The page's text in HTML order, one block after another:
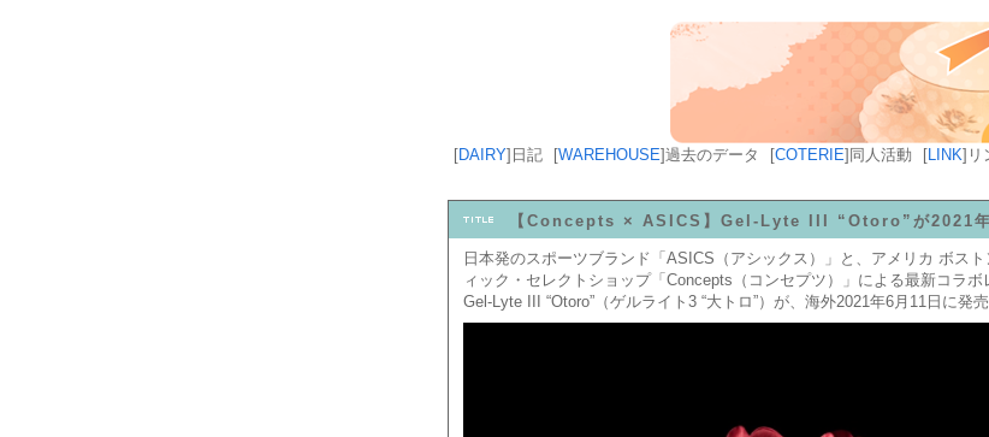
[DAIRY] 日記 [WAREHOUSE]過去のデータ [COTERIE] 同人活動 [LINK] リ
【Concepts × ASICS】Gel-Lyte III “Otoro”が2021年
日本発のスポーツブランド「ASICS（アシックス）」と、アメリカ ボス
ィック・セレクトショップ「Concepts（コンセプツ）」による最新コラ
Gel-Lyte III “Otoro”（ゲルライト3 “大トロ”）が、海外2021年6月11日に発売